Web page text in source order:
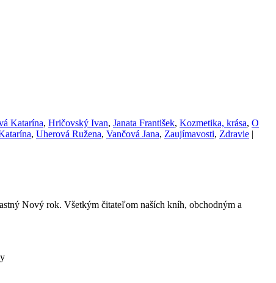
Katarína, Hričovský Ivan, Janata František, Kozmetika, krása, O
, Uherová Ružena, Vančová Jana, Zaujímavosti, Zdravie |
Nový rok. Všetkým čitateľom naších kníh, obchodným a